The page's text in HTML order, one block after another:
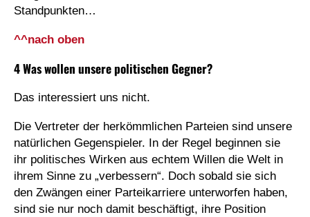
Standpunkten…
^^nach oben
4 Was wollen unsere politischen Gegner?
Das interessiert uns nicht.
Die Vertreter der herkömmlichen Parteien sind unsere
natürlichen Gegenspieler. In der Regel beginnen sie
ihr politisches Wirken aus echtem Willen die Welt in
ihrem Sinne zu „verbessern“. Doch sobald sie sich
den Zwängen einer Parteikarriere unterworfen haben,
sind sie nur noch damit beschäftigt, ihre Position